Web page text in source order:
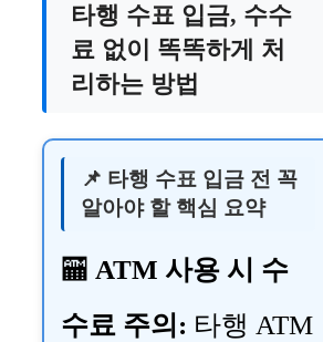
타행 수표 입금, 수수
료 없이 똑똑하게 처
리하는 방법
📌 타행 수표 입금 전 꼭
알아야 할 핵심 요약
🏧 ATM 사용 시 수
수료 주의: 타행 ATM